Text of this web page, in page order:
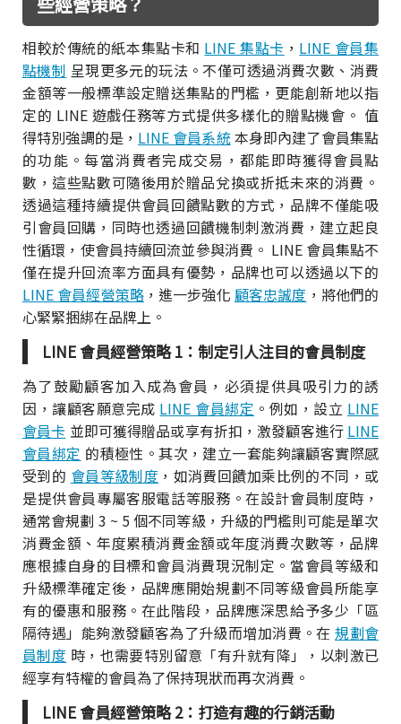
相較於傳統的紙本集點卡和 LINE 集點卡 ， LINE 會員集
點機制 呈現更多元的玩法。不僅可透過消費次數、消費
金額等一般標準設定贈送集點的門檻，更能創新地以指
定的 LINE 遊戲任務等方式提供多樣化的贈點機會。 值
得特別強調的是， LINE 會員系統本身即內建了會員集點
的功能。每當消費者完成交易，都能即時獲得會員點
數，這些點數可隨後用於贈品兌換或折抵未來的消費。
透過這種持續提供會員回饋點數的方式，品牌不僅能吸
引會員回購，同時也透過回饋機制刺激消費，建立起良
性循環，使會員持續回流並參與消費。 LINE 會員集點不
僅在提升回流率方面具有優勢，品牌也可以透過以下的
LINE 會員經營策略，進一步強化 顧客忠誠度 ，將他們的
心緊緊捆綁在品牌上。
LINE 會員經營策略 1：制定引人注目的會員制度
為了鼓勵顧客加入成為會員，必須提供具吸引力的誘
因，讓顧客願意完成 LINE 會員綁定 。例如，設立 LINE
會員卡 並即可獲得贈品或享有折扣，激發顧客進行 LINE
會員綁定 的積極性。其次，建立一套能夠讓顧客實際感
受到的 會員等級制度 ，如消費回饋加乘比例的不同，或
是提供會員專屬客服電話等服務。在設計會員制度時，
通常會規劃 3 ~ 5 個不同等級，升級的門檻則可能是單次
消費金額、年度累積消費金額或年度消費次數等，品牌
應根據自身的目標和會員消費現況制定。當會員等級和
升級標準確定後，品牌應開始規劃不同等級會員所能享
有的優惠和服務。在此階段，品牌應深思給予多少「區
隔待遇」能夠激發顧客為了升級而增加消費。在規劃會
員制度 時，也需要特別留意「有升就有降」，以刺激已
經享有特權的會員為了保持現狀而再次消費。
LINE 會員經營策略 2：打造有趣的行銷活動